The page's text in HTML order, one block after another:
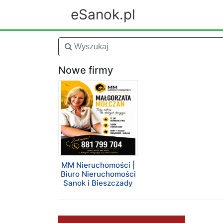
eSanok.pl
Nowe firmy
MM Nieruchomości |
Biuro Nieruchomości
Sanok i Bieszczady